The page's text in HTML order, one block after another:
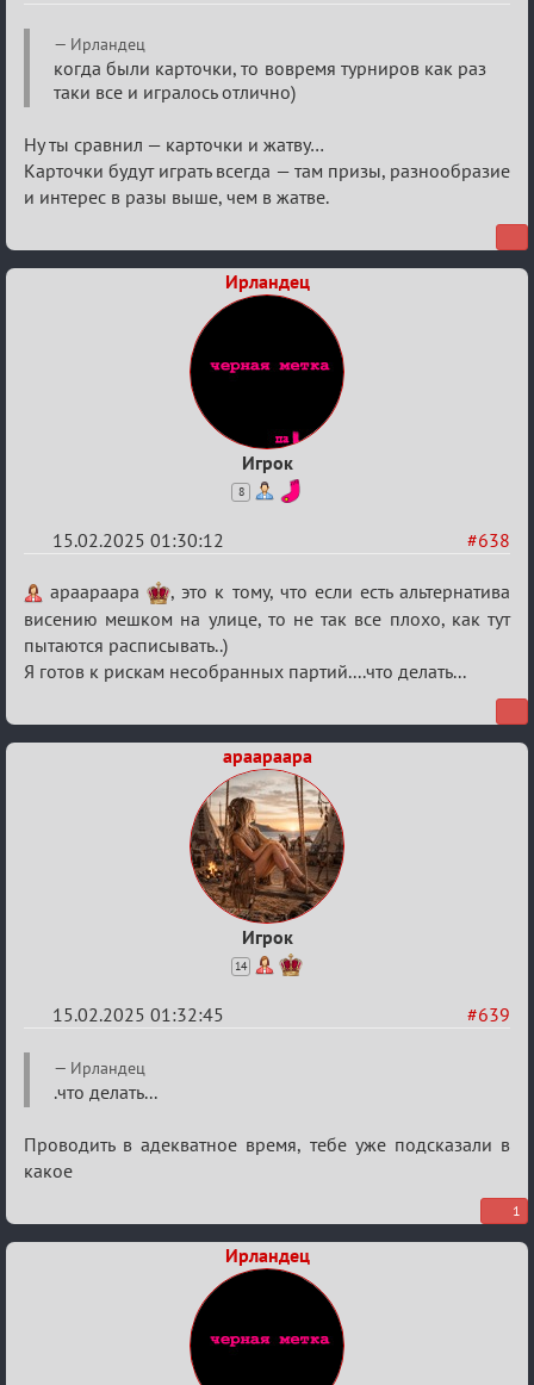
Re:
Кровавая
жатва
Ирландец
когда были карточки, то вовремя турниров как раз
таки все и игралось отлично)
Ну ты сравнил — карточки и жатву…
Карточки будут играть всегда — там призы, разнообразие
и интерес в разы выше, чем в жатве.
Ирландец
Игрок
8
#638
15.02.2025 01:30:12
Re:
Кровавая
жатва
apaapaapa
, это к тому, что если есть альтернатива
висению мешком на улице, то не так все плохо, как тут
пытаются расписывать..)
Я готов к рискам несобранных партий....что делать...
apaapaapa
Игрок
14
#639
15.02.2025 01:32:45
Re:
Кровавая
Ирландец
.что делать...
Проводить в адекватное время, тебе уже подсказали в
какое
1
Ирландец